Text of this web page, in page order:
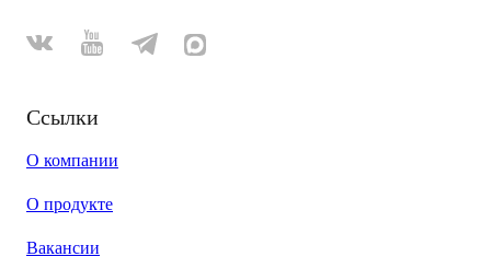
Ссылки
О компании
О продукте
Вакансии